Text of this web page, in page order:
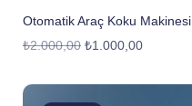
Otomatik Araç Koku Makinesi
₺2.000,00 ₺1.000,00